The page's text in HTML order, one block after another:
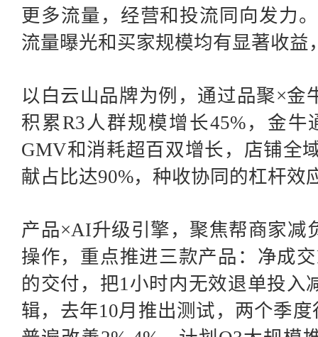
更多流量，经营和投流同向发力
流量曝光和买家规模均有显著收益
以白云山品牌为例，通过品聚×金
积累R3人群规模增长45%，金
GMV和消耗超百双增长，店铺全
献占比达90%，种收协同的杠杆效
产品×AI升级引擎，聚焦帮商家减
操作，重点推进三款产品：净成
的交付，把1小时内无效退单投入
辑，去年10月推出测试，两个季